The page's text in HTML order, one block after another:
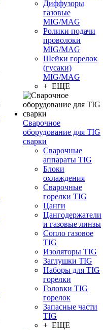
Диффузоры
газовые
MIG/MAG
Ролики подачи
проволоки
MIG/MAG
Шейки горелок
(гусаки)
MIG/MAG
+ ЕЩЕ
Сварочное
оборудование для TIG
сварки
Сварочные
аппараты TIG
Блоки
охлаждения
Сварочные
горелки TIG
Цанги
Цангодержатели
и газовые линзы
Сопло газовое
TIG
Изоляторы TIG
Заглушки TIG
Наборы для TIG
горелки
Головки TIG
горелок
Запасные части
TIG
+ ЕЩЕ